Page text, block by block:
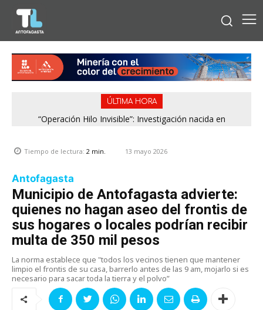
ÚLTIMA HORA
“Operación Hilo Invisible”: Investigación nacida en
Tiempo de lectura: 2 min. 13 mayo 2026
Antofagasta
Municipio de Antofagasta advierte:
quienes no hagan aseo del frontis de
sus hogares o locales podrían recibir
multa de 350 mil pesos
La norma establece que "todos los vecinos tienen que mantener
limpio el frontis de su casa, barrerlo antes de las 9 am, mojarlo si es
necesario para sacar toda la tierra y el polvo”